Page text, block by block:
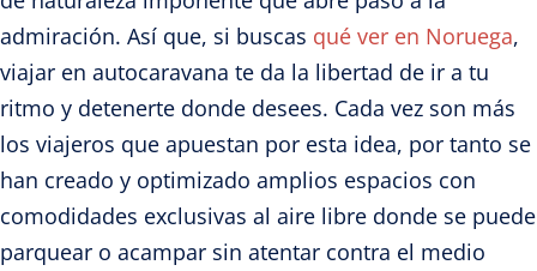
admiración. Así que, si buscas qué ver en Noruega,
viajar en autocaravana te da la libertad de ir a tu
ritmo y detenerte donde desees. Cada vez son más
los viajeros que apuestan por esta idea, por tanto se
han creado y optimizado amplios espacios con
comodidades exclusivas al aire libre donde se puede
parquear o acampar sin atentar contra el medio